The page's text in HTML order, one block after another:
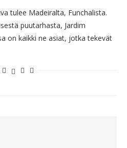
tulee Madeiralta, Funchalista.
puutarhasta, Jardim
on kaikki ne asiat, jotka tekevät